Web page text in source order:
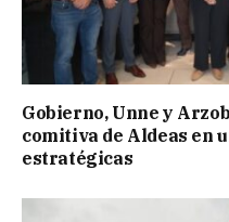
Gobierno, Unne y
comitiva de Aldeas en
estratégicas